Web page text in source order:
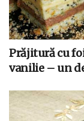
Prăjitură cu
vanilie – un